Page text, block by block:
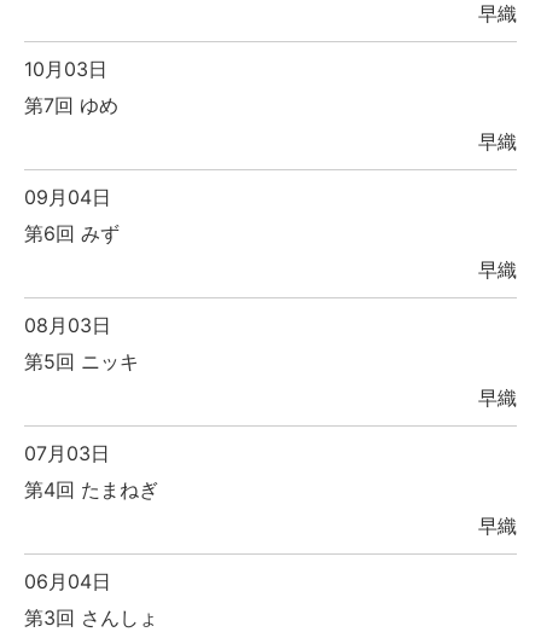
早織
10月03日
第7回 ゆめ
早織
09月04日
第6回 みず
早織
08月03日
第5回 ニッキ
早織
07月03日
第4回 たまねぎ
早織
06月04日
第3回 さんしょ